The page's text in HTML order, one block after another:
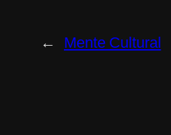
← Mente Cultural